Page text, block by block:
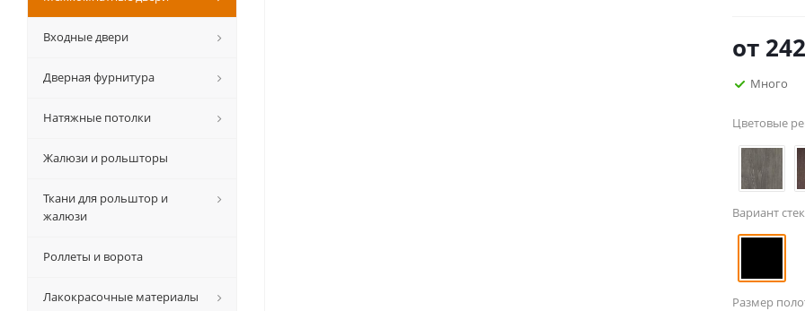
от
Много
Цветовые
Вариант
Размер
Входные двери
Дверная фурнитура
Натяжные потолки
Жалюзи и рольшторы
Ткани для рольштор и
жалюзи
Роллеты и ворота
Лакокрасочные материалы